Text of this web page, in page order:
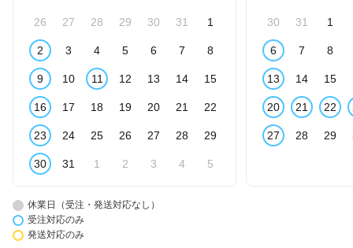
26 27 28 29 30 31 1
2 3 4 5 6 7 8
9 10 11 12 13 14 15
16 17 18 19 20 21 22
23 24 25 26 27 28 29
30 31 1 2 3 4 5
30 31 1
6 7 8
13 14 15
20 21 22
27 28 29
休業日（受注・発送対応なし）
受注対応のみ
発送対応のみ